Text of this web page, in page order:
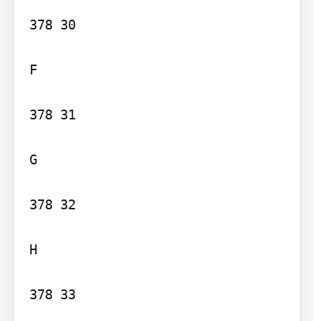
378 30
F
378 31
G
378 32
H
378 33